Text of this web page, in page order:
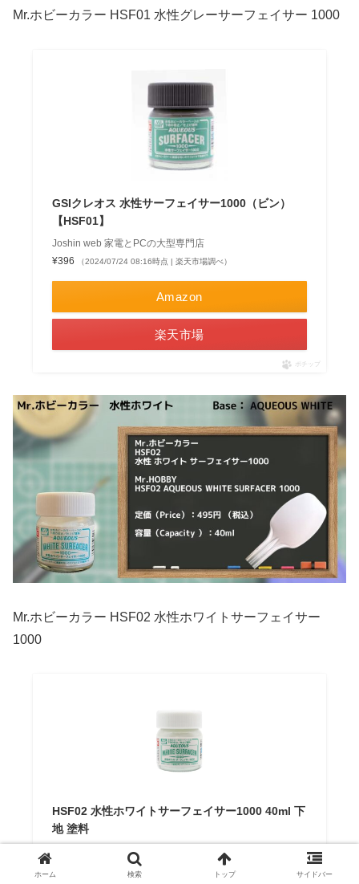
Mr.ホビーカラー HSF01 水性グレーサーフェイサー 1000
GSIクレオス 水性サーフェイサー1000（ビン）
【HSF01】
Joshin web 家電とPCの大型専門店
¥396
（2024/07/24 08:16時点 | 楽天市場調べ）
Amazon
楽天市場
ポチップ
Mr.ホビーカラー HSF02 水性ホワイトサーフェイサー
1000
HSF02 水性ホワイトサーフェイサー1000 40ml 下
地 塗料
セプライ 楽天市場店
（2024/07/24 08:19時点 | 楽天市場調べ）
ホーム 検索 トップ サイドバー